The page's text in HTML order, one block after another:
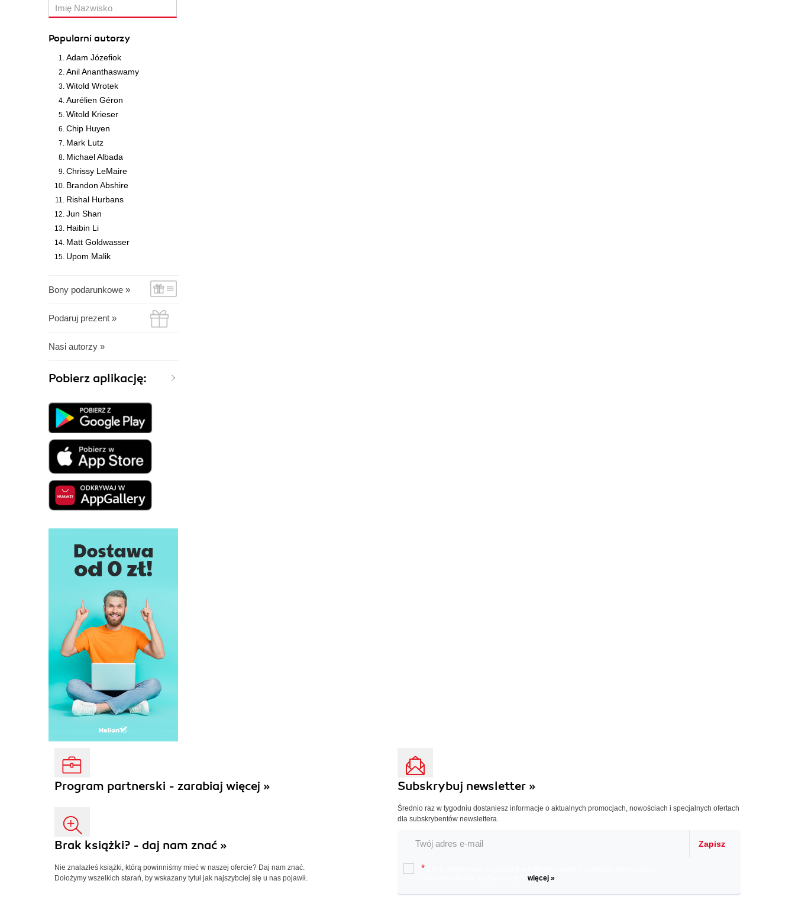
Popularni autorzy
Adam Józefiok
Anil Ananthaswamy
Witold Wrotek
Aurélien Géron
Witold Krieser
Chip Huyen
Mark Lutz
Michael Albada
Chrissy LeMaire
Brandon Abshire
Rishal Hurbans
Jun Shan
Haibin Li
Matt Goldwasser
Upom Malik
Bony podarunkowe »
Podaruj prezent »
Nasi autorzy »
Pobierz aplikację:
Program partnerski - zarabiaj więcej »
Brak książki? - daj nam znać »
Nie znalazłeś książki, którą powinniśmy mieć w naszej ofercie? Daj nam znać.
Dołożymy wszelkich starań, by wskazany tytuł jak najszybciej się u nas pojawił.
Subskrybuj newsletter »
Średnio raz w tygodniu dostaniesz informacje o aktualnych promocjach, nowościach i specjalnych ofertach
dla subskrybentów newslettera.
Zapisz
*
więcej »